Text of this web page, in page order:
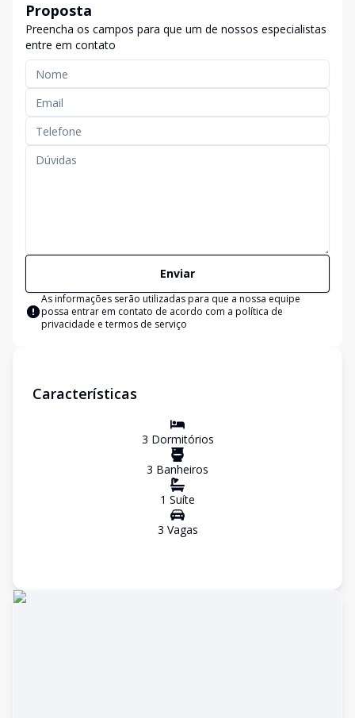
Proposta
Preencha os campos para que um de nossos especialistas
entre em contato
Enviar
As informações serão utilizadas para que a nossa equipe
possa entrar em contato de acordo com a política de
privacidade e termos de serviço
Características
3 Dormitórios
3 Banheiros
1 Suíte
3 Vagas